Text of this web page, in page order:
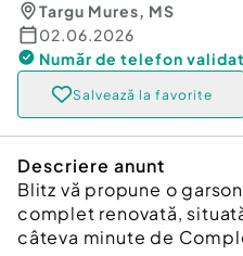
Targu Mures, MS
02.06.2026
Număr de telefon validat
Salvează la favorite
Descriere anunt
Blitz vă propune o
complet renovată,
câteva minute de